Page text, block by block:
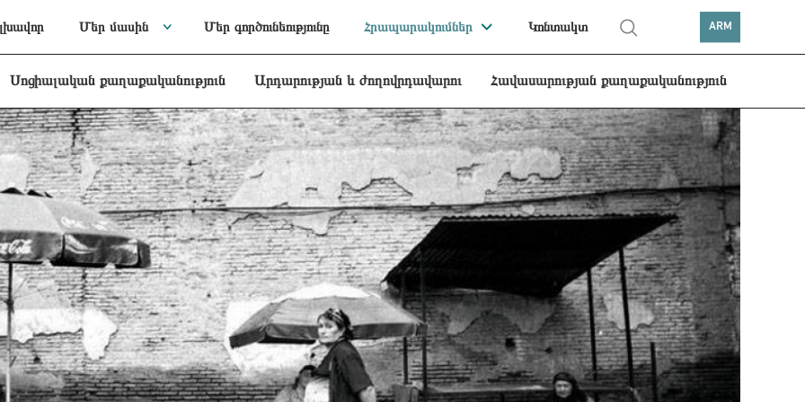
Մեր մասին Մեր գործունեությունը Հրապարակումներ Կոնտակտ ARM
Սոցիալական քաղաքականություն Արդարության և ժողովրդավարու Հավասարության քաղաքականություն